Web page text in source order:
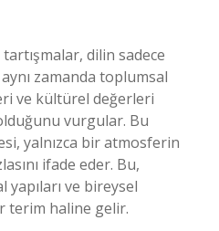
dilin sadece
aynı zamanda toplumsal
ve kültürel değerleri
vurgular. Bu
yalnızca bir atmosferin
ifade eder. Bu,
ve bireysel
terim haline gelir.